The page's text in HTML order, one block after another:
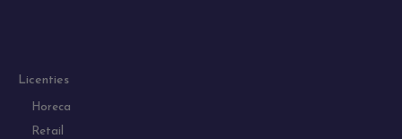
Licenties
Horeca
Retail